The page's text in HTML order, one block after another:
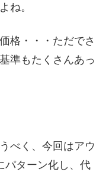
よね。
格・・・ただでさ
準もたくさんあっ
べく、今回はアウ
パターン化し、代